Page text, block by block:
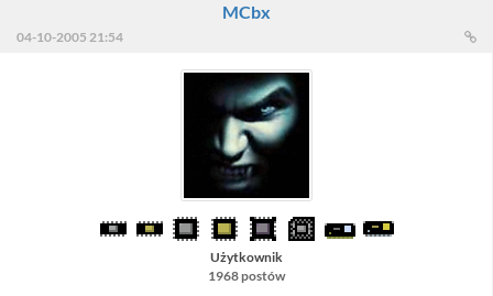
MCbx
04-10-2005 21:54
Użytkownik
1968 postów